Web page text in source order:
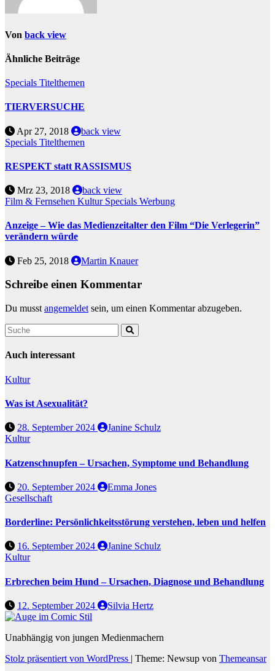
Von back view
Ähnliche Beiträge
Specials Titelthemen
TIERVERSUCHE
Apr 27, 2018
back view
Specials Titelthemen
RESPEKT statt RASSISMUS
Mrz 23, 2018
back view
Film & Fernsehen Kultur Specials Werbung
Anzeige – Wie das Medienzeitalter den Film “Die Verlegerin”
verändern würde
Feb 25, 2018 Martin Knauer
Schreibe einen Kommentar
Du musst angemeldet sein, um einen Kommentar abzugeben.
Auch interessant
Kultur
Was ist Asexualität?
28. September 2024
Janine Schulz
Kultur
Katzenschnupfen – Ursachen, Symptome und Behandlung
20. September 2024
Emma Jones
Gesellschaft
Borderline: Persönlichkeitsstörung verstehen, leben und helfen
16. September 2024
Janine Schulz
Kultur
Erbrechen beim Hund – Ursachen, Diagnose und Behandlung
12. September 2024 Silvia Hertz
Unabhängig von jungen Medienmachern
Stolz präsentiert von WordPress | Theme: Newsup von Themeansar